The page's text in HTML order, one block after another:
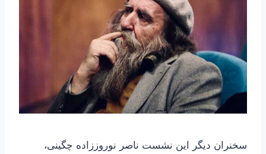
سخنران دیگر این نشست ناصر نوروززاده چگینی،